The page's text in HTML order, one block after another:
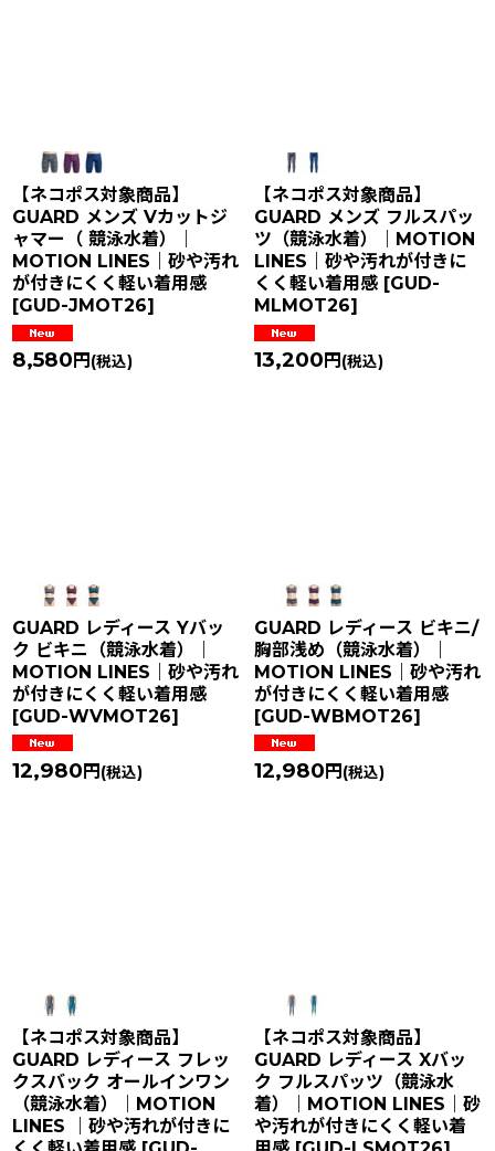
【ネコポス対象商品】
GUARD メンズ Vカットジ
ャマー（ 競泳水着）｜
MOTION LINES｜砂や汚れ
が付きにくく軽い着用感
[GUD-JMOT26]
8,580 円 (税込)
【ネコポス対象商品】
GUARD メンズ フルスパッ
ツ（競泳水着）｜MOTION
LINES｜砂や汚れが付きに
くく軽い着用感 [GUD-
MLMOT26]
13,200 円 (税込)
GUARD レディース Yバッ
ク ビキニ（競泳水着）｜
MOTION LINES｜砂や汚れ
が付きにくく軽い着用感
[GUD-WVMOT26]
12,980 円 (税込)
GUARD レディース ビキニ/
胸部浅め（競泳水着）｜
MOTION LINES｜砂や汚れ
が付きにくく軽い着用感
[GUD-WBMOT26]
12,980 円 (税込)
【ネコポス対象商品】
GUARD レディース フレッ
クスバック オールインワン
（競泳水着）｜MOTION
LINES ｜砂や汚れが付きに
【ネコポス対象商品】
GUARD レディース Xバッ
ク フルスパッツ（競泳水
着）｜MOTION LINES｜砂
や汚れが付きにくく軽い着